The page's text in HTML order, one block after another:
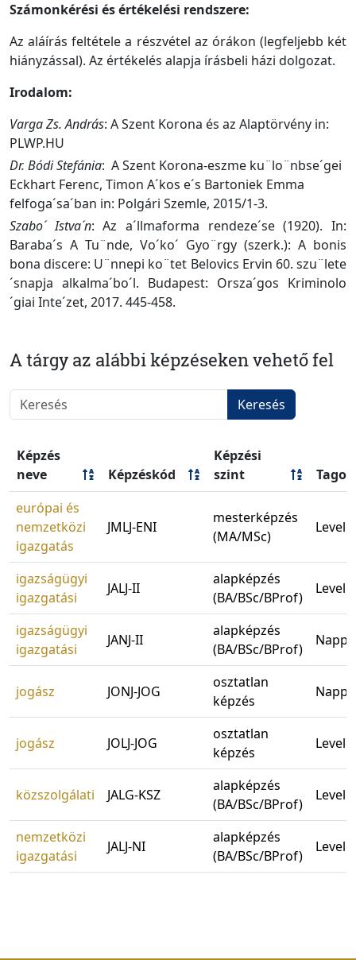
Számonkérési és értékelési rendszere:
Az aláírás feltétele a részvétel az órákon (legfeljebb két
hiányzással). Az értékelés alapja írásbeli házi dolgozat.
Irodalom:
Varga Zs. András: A Szent Korona és az Alaptörvény in:
PLWP.HU
Dr. Bódi Stefánia: A Szent Korona-eszme ku¨lo¨nbse´gei
Eckhart Ferenc, Timon A´kos e´s Bartoniek Emma
felfoga´sa´ban in: Polgári Szemle, 2015/1-3.
Szabo´ Istva´n: Az a´llmaforma rendeze´se (1920). In:
Baraba´s A Tu¨nde, Vo´ko´ Gyo¨rgy (szerk.): A bonis
bona discere: U¨nnepi ko¨tet Belovics Ervin 60. szu¨lete
´snapja alkalma´bo´l. Budapest: Orsza´gos Kriminolo
´giai Inte´zet, 2017. 445-458.
A tárgy az alábbi képzéseken vehető fel
Keresés
Képzés
neve
Képzéskód
Képzési
szint
európai és
nemzetközi
igazgatás
JMLJ-ENI
mesterképzés
(MA/MSc)
igazságügyi
igazgatási
JALJ-II
alapképzés
(BA/BSc/BProf)
igazságügyi
igazgatási
JANJ-II
alapképzés
(BA/BSc/BProf)
jogász JONJ-JOG
osztatlan
képzés
jogász JOLJ-JOG
osztatlan
képzés
közszolgálati JALG-KSZ
alapképzés
(BA/BSc/BProf)
nemzetközi
igazgatási
JALJ-NI
alapképzés
(BA/BSc/BProf)